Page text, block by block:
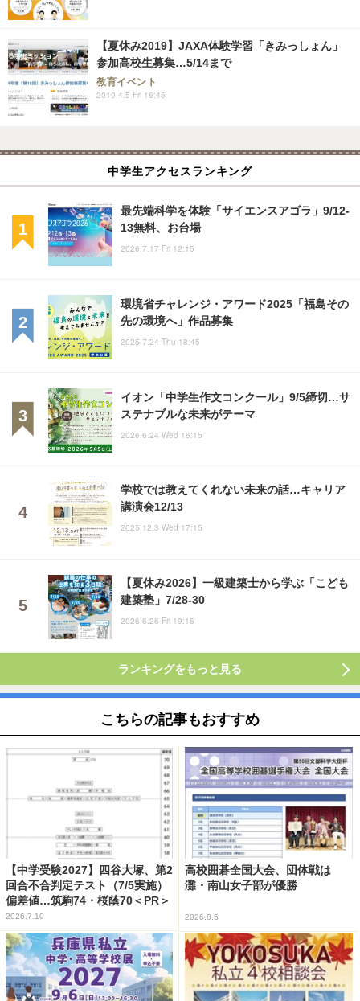
【夏休み2019】JAXA体験学習「きみっしょん」
参加高校生募集…5/14まで
教育イベント
2019.4.5 Fri 16:45
中学生アクセスランキング
最先端科学を体験「サイエンスアゴラ」9/12-
13無料、お台場
2026.7.17 Fri 12:15
環境省チャレンジ・アワード2025「福島その
先の環境へ」作品募集
2025.7.24 Thu 18:45
イオン「中学生作文コンクール」9/5締切…サ
ステナブルな未来がテーマ
2026.6.24 Wed 16:15
学校では教えてくれない未来の話…キャリア
講演会12/13
2025.12.3 Wed 17:15
【夏休み2026】一級建築士から学ぶ「こども
建築塾」7/28-30
2026.6.26 Fri 19:15
ランキングをもっと見る
こちらの記事もおすすめ
【中学受験2027】四谷大塚、第2
回合不合判定テスト（7/5実施）
偏差値…筑駒74・桜蔭70＜PR＞
2026.7.10
高校囲碁全国大会、団体戦は
灘・南山女子部が優勝
2026.8.5